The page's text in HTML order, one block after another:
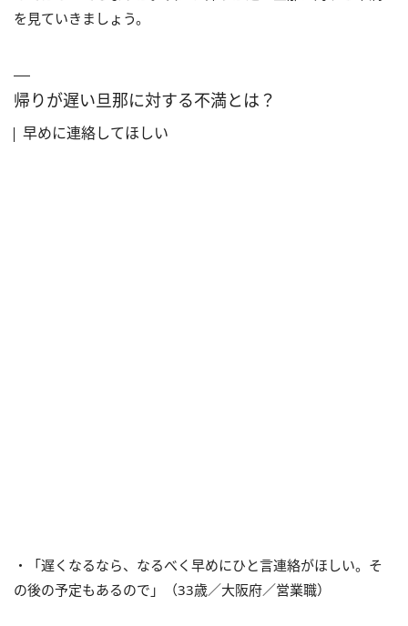
を見ていきましょう。
帰りが遅い旦那に対する不満とは？
早めに連絡してほしい
・「遅くなるなら、なるべく早めにひと言連絡がほしい。そ
の後の予定もあるので」（33歳／大阪府／営業職）